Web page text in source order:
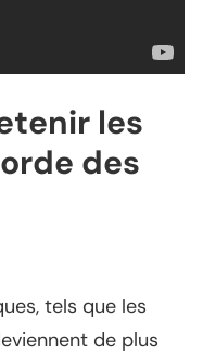
les
des
tels que les
de plus